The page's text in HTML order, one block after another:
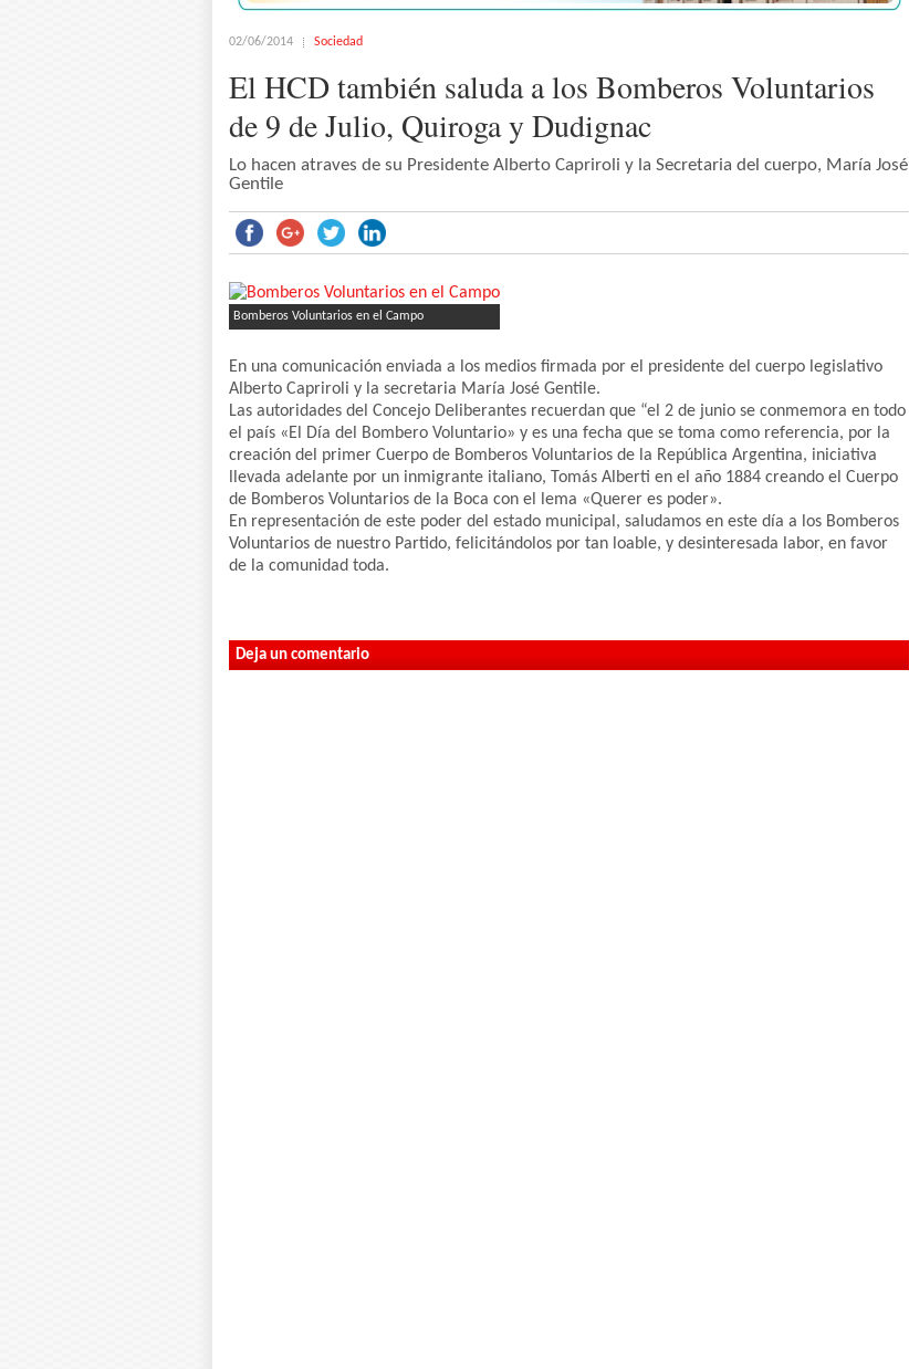
02/06/2014 Sociedad
El HCD también saluda a los Bomberos Voluntarios
de 9 de Julio, Quiroga y Dudignac
Lo hacen atraves de su Presidente Alberto Capriroli y la Secretaria del cuerpo, María José
Gentile
Bomberos Voluntarios en el Campo
En una comunicación enviada a los medios firmada por el presidente del cuerpo legislativo
Alberto Capriroli y la secretaria María José Gentile.
Las autoridades del Concejo Deliberantes recuerdan que “el 2 de junio se conmemora en todo
el país «El Día del Bombero Voluntario» y es una fecha que se toma como referencia, por la
creación del primer Cuerpo de Bomberos Voluntarios de la República Argentina, iniciativa
llevada adelante por un inmigrante italiano, Tomás Alberti en el año 1884 creando el Cuerpo
de Bomberos Voluntarios de la Boca con el lema «Querer es poder».
En representación de este poder del estado municipal, saludamos en este día a los Bomberos
Voluntarios de nuestro Partido, felicitándolos por tan loable, y desinteresada labor, en favor
de la comunidad toda.
Deja un comentario